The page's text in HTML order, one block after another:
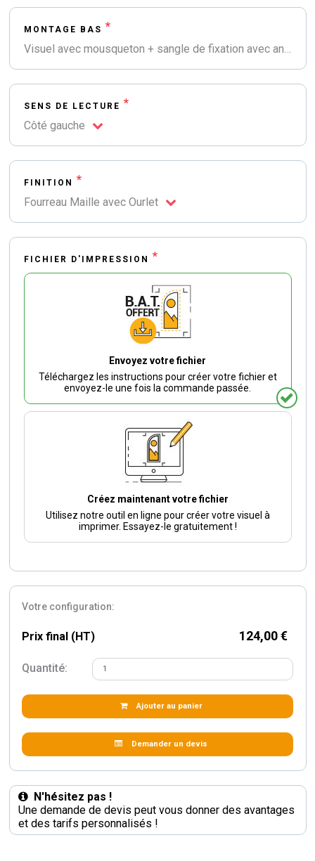
MONTAGE BAS *
SENS DE LECTURE *
Côté gauche
FINITION *
Fourreau Maille avec Ourlet
FICHIER D'IMPRESSION *
Envoyez votre fichier
Téléchargez les instructions pour créer votre fichier et
envoyez-le une fois la commande passée.
Créez maintenant votre fichier
Utilisez notre outil en ligne pour créer votre visuel à
imprimer. Essayez-le gratuitement !
Votre configuration:
Prix final (HT) 124,00 €
Quantité:
Ajouter au panier
Demander un devis
N'hésitez pas !
Une demande de devis peut vous donner des avantages
et des tarifs personnalisés !